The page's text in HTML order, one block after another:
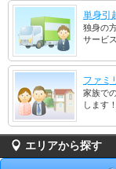
単身引
独身の
サービ
ファミ
家族で
します！
エリアから探す